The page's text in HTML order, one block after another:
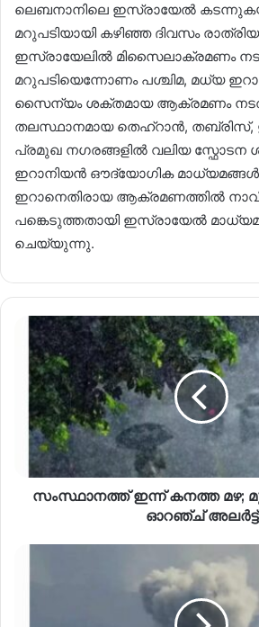
ലെബനാനിലെ ഇസ്രായേൽ
മറുപടിയായി കഴിഞ്ഞ ദിവസം
ഇസ്രായേലില്‍ മിസൈലാക്രമണം
മറുപടിയെന്നോണം പശ്ചിമ, മധ്യ
സൈന്യം ശക്തമായ ആക്രമണം
തലസ്ഥാനമായ തെഹ്റാന്‍, തബ്രിസ്,
പ്രമുഖ നഗരങ്ങളിൽ വലിയ സ്ഫോടന
ഇറാനിയൻ ഔദ്യോഗിക മാധ്യമങ്ങൾ
ഇറാനെതിരായ ആക്രമണത്തിൽ
പങ്കെടുത്തതായി ഇസ്രായേൽ
ചെയ്യുന്നു.
സംസ്ഥാനത്ത് ഇന്ന് കനത്ത മഴ;
ഓറഞ്ച് അലർട്ട്